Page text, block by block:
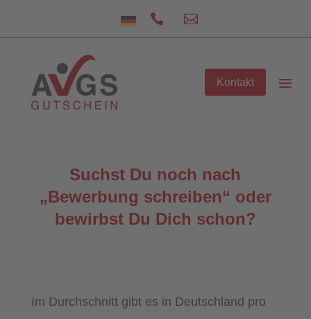
 
Kontakt
Suchst Du noch nach
„Bewerbung schreiben“ oder
bewirbst Du Dich schon?
Im Durchschnitt gibt es in Deutschland pro